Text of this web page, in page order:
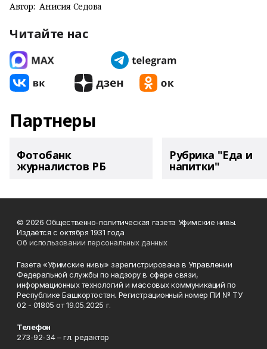
Автор: Анисия Седова
Читайте нас
Партнеры
Фотобанк
журналистов РБ
Рубрика "Еда и
напитки"
© 2026 Общественно-политическая газета Уфимские нивы.
Издаётся с октября 1931 года
Об использовании персональных данных
Газета «Уфимские нивы» зарегистрирована в Управлении
Федеральной службы по надзору в сфере связи,
информационных технологий и массовых коммуникаций по
Республике Башкортостан. Регистрационный номер ПИ № ТУ
02 - 01805 от 19.05.2025 г.
Телефон
273-92-34 – гл. редактор